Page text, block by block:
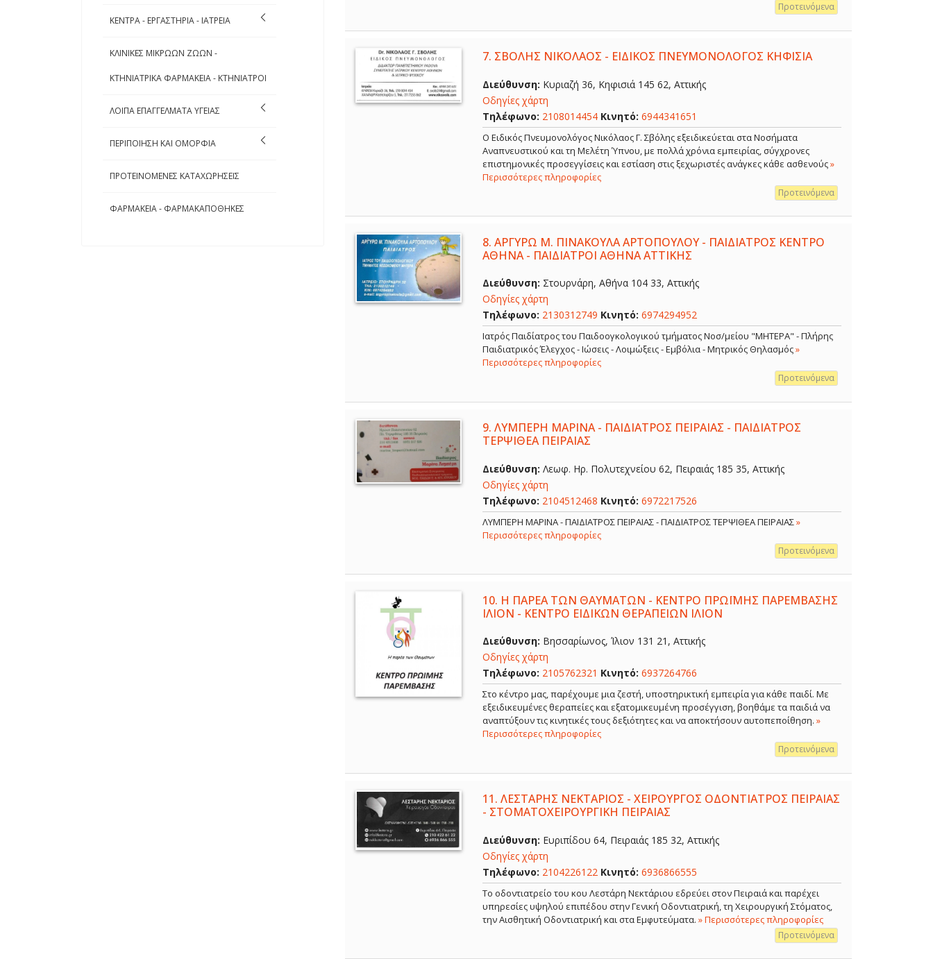
ΚΕΝΤΡΑ - ΕΡΓΑΣΤΗΡΙΑ - ΙΑΤΡΕΙΑ
ΚΛΙΝΙΚΕΣ ΜΙΚΡΩΩΝ ΖΩΩΝ -
ΚΤΗΝΙΑΤΡΙΚΑ ΦΑΡΜΑΚΕΙΑ - ΚΤΗΝΙΑΤΡΟΙ
ΛΟΙΠΑ ΕΠΑΓΓΕΛΜΑΤΑ ΥΓΕΙΑΣ
ΠΕΡΙΠΟΙΗΣΗ ΚΑΙ ΟΜΟΡΦΙΑ
ΠΡΟΤΕΙΝΟΜΕΝΕΣ ΚΑΤΑΧΩΡΗΣΕΙΣ
ΦΑΡΜΑΚΕΙΑ - ΦΑΡΜΑΚΑΠΟΘΗΚΕΣ
Προτεινόμενα
7. ΣΒΟΛΗΣ ΝΙΚΟΛΑΟΣ - ΕΙΔΙΚΟΣ ΠΝΕΥΜΟΝΟΛΟΓΟΣ ΚΗΦΙΣΙΑ
Διεύθυνση: Κυριαζή 36, Κηφισιά 145 62, Αττικής
Οδηγίες χάρτη
Τηλέφωνο: 2108014454 Κινητό: 6944341651
O Ειδικός Πνευμονολόγος Νικόλαος Γ. Σβόλης εξειδικεύεται στα Νοσήματα
Αναπνευστικού και τη Μελέτη Ύπνου, με πολλά χρόνια εμπειρίας, σύγχρονες
επιστημονικές προσεγγίσεις και εστίαση στις ξεχωριστές ανάγκες κάθε ασθενούς»
Περισσότερες πληροφορίες
Προτεινόμενα
8. ΑΡΓΥΡΩ Μ. ΠΙΝΑΚΟΥΛΑ ΑΡΤΟΠΟΥΛΟΥ - ΠΑΙΔΙΑΤΡΟΣ ΚΕΝΤΡΟ
ΑΘΗΝΑ - ΠΑΙΔΙΑΤΡΟΙ ΑΘΗΝΑ ΑΤΤΙΚΗΣ
Διεύθυνση: Στουρνάρη, Αθήνα 104 33, Αττικής
Οδηγίες χάρτη
Τηλέφωνο: 2130312749 Κινητό: 6974294952
Ιατρός Παιδίατρος του Παιδοογκολογικού τμήματος Νοσ/μείου "ΜΗΤΕΡΑ" - Πλήρης
Παιδιατρικός Έλεγχος - Ιώσεις - Λοιμώξεις - Εμβόλια - Μητρικός Θηλασμός»
Περισσότερες πληροφορίες
Προτεινόμενα
9. ΛΥΜΠΕΡΗ ΜΑΡΙΝΑ - ΠΑΙΔΙΑΤΡΟΣ ΠΕΙΡΑΙΑΣ - ΠΑΙΔΙΑΤΡΟΣ
ΤΕΡΨΙΘΕΑ ΠΕΙΡΑΙΑΣ
Διεύθυνση: Λεωφ. Ηρ. Πολυτεχνείου 62, Πειραιάς 185 35, Αττικής
Οδηγίες χάρτη
Τηλέφωνο: 2104512468 Κινητό: 6972217526
ΛΥΜΠΕΡΗ ΜΑΡΙΝΑ - ΠΑΙΔΙΑΤΡΟΣ ΠΕΙΡΑΙΑΣ - ΠΑΙΔΙΑΤΡΟΣ ΤΕΡΨΙΘΕΑ ΠΕΙΡΑΙΑΣ»
Περισσότερες πληροφορίες
Προτεινόμενα
10. Η ΠΑΡΕΑ ΤΩΝ ΘΑΥΜΑΤΩΝ - ΚΕΝΤΡΟ ΠΡΩΪΜΗΣ ΠΑΡΕΜΒΑΣΗΣ
ΙΛΙΟΝ - ΚΕΝΤΡΟ ΕΙΔΙΚΩΝ ΘΕΡΑΠΕΙΩΝ ΙΛΙΟΝ
Διεύθυνση: Βησσαρίωνος, Ίλιον 131 21, Αττικής
Οδηγίες χάρτη
Τηλέφωνο: 2105762321 Κινητό: 6937264766
Στο κέντρο μας, παρέχουμε μια ζεστή, υποστηρικτική εμπειρία για κάθε παιδί. Με
εξειδικευμένες θεραπείες και εξατομικευμένη προσέγγιση, βοηθάμε τα παιδιά να
αναπτύξουν τις κινητικές τους δεξιότητες και να αποκτήσουν αυτοπεποίθηση. »
Περισσότερες πληροφορίες
Προτεινόμενα
11. ΛΕΣΤΑΡΗΣ ΝΕΚΤΑΡΙΟΣ - ΧΕΙΡΟΥΡΓΟΣ ΟΔΟΝΤΙΑΤΡΟΣ ΠΕΙΡΑΙΑΣ
- ΣΤΟΜΑΤΟΧΕΙΡΟΥΡΓΙΚΗ ΠΕΙΡΑΙΑΣ
Διεύθυνση: Ευριπίδου 64, Πειραιάς 185 32, Αττικής
Οδηγίες χάρτη
Τηλέφωνο: 2104226122 Κινητό: 6936866555
Το οδοντιατρείο του κου Λεστάρη Νεκτάριου εδρεύει στον Πειραιά και παρέχει
υπηρεσίες υψηλού επιπέδου στην Γενική Οδοντιατρική, τη Χειρουργική Στόματος,
την Αισθητική Οδοντιατρική και στα Εμφυτεύματα. » Περισσότερες πληροφορίες
Προτεινόμενα